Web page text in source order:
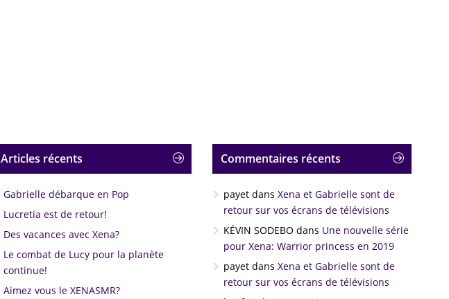
Articles récents
Gabrielle débarque en Pop
Lucretia est de retour!
Des vacances avec Xena?
Le combat de Lucy pour la planète
continue!
Aimez vous le XENASMR?
Commentaires récents
payet dans Xena et Gabrielle sont de
retour sur vos écrans de télévisions
KÉVIN SODEBO dans Une nouvelle série
pour Xena: Warrior princess en 2019
payet dans Xena et Gabrielle sont de
retour sur vos écrans de télévisions